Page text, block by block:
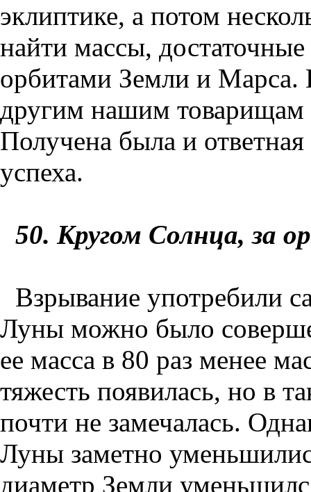
эклиптике, а потом
найти массы,
орбитами Земли и Марса.
другим нашим
Получена была и
успеха.
50. Кругом Солнца, за
Взрывание употребили
Луны можно было
ее масса в 80 раз менее
тяжесть появилась, но в
почти не замечалась.
Луны заметно
диаметр Земли